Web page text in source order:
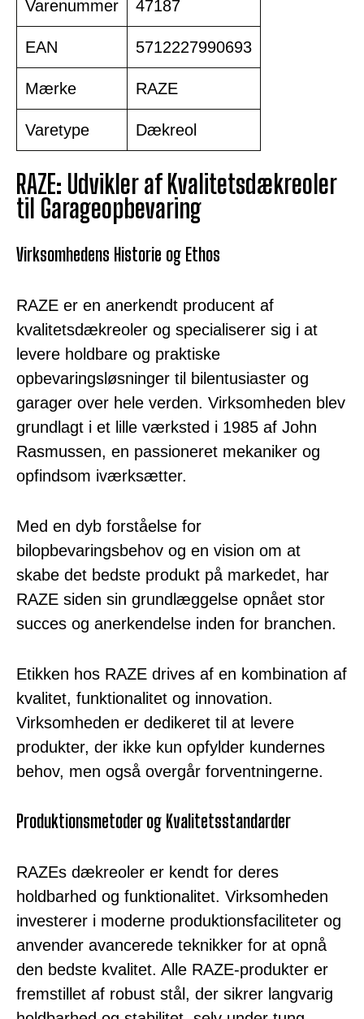
Varenummer 47187
EAN 5712227990693
Mærke RAZE
Varetype Dækreol
RAZE: Udvikler af Kvalitetsdækreoler
til Garageopbevaring
Virksomhedens Historie og Ethos
RAZE er en anerkendt producent af
kvalitetsdækreoler og specialiserer sig i at
levere holdbare og praktiske
opbevaringsløsninger til bilentusiaster og
garager over hele verden. Virksomheden blev
grundlagt i et lille værksted i 1985 af John
Rasmussen, en passioneret mekaniker og
opfindsom iværksætter.
Med en dyb forståelse for
bilopbevaringsbehov og en vision om at
skabe det bedste produkt på markedet, har
RAZE siden sin grundlæggelse opnået stor
succes og anerkendelse inden for branchen.
Etikken hos RAZE drives af en kombination af
kvalitet, funktionalitet og innovation.
Virksomheden er dedikeret til at levere
produkter, der ikke kun opfylder kundernes
behov, men også overgår forventningerne.
Produktionsmetoder og Kvalitetsstandarder
RAZEs dækreoler er kendt for deres
holdbarhed og funktionalitet. Virksomheden
investerer i moderne produktionsfaciliteter og
anvender avancerede teknikker for at opnå
den bedste kvalitet. Alle RAZE-produkter er
fremstillet af robust stål, der sikrer langvarig